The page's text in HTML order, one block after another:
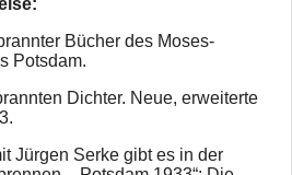
Bücher des Moses-
Potsdam.
Dichter. Neue, erweiterte
Jürgen Serke gibt es in der